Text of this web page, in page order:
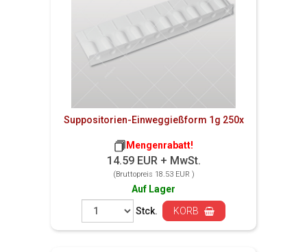
Suppositorien-Einweggießform 1g 250x
Mengenrabatt!
14.59 EUR + MwSt.
(Bruttopreis 18.53 EUR )
Auf Lager
Stck.
KORB